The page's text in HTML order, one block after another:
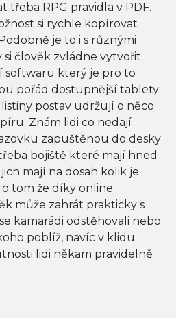
třeba RPG pravidla v PDF.
si rychle kopírovat
je to i s různými
člověk zvládne vytvořit
softwaru který je pro to
pořád dostupnější tablety
listiny postav udržují o něco
Znám lidi co nedají
zapuštěnou do desky
bojiště které mají hned
mají na dosah kolik je
tom že díky online
může zahrát prakticky s
kamarádi odstěhovali nebo
poblíž, navíc v klidu
lidi někam pravidelně